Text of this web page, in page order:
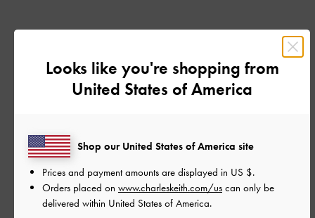
とても良かった
Looks like you're shopping from
United States of America
Shop our United States of America site
Prices and payment amounts are displayed in US $.
Orders placed on www.charleskeith.com/us can only be
delivered within United States of America.